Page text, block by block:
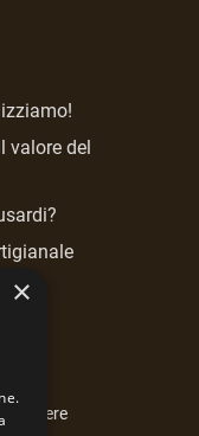
valore del
essere
×